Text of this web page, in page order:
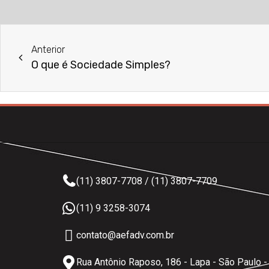
Anterior
O que é Sociedade Simples?
(11) 3807-7708 / (11) 3807-7709
(11) 9 3258-3074
contato@aefadv.com.br
Rua Antônio Raposo, 186 - Lapa - São Paulo